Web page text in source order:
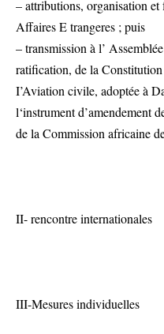
– attributions, organisation
Affaires E trangeres ; puis
– transmission à l’
ratification, de la
I’Aviation civile, adoptée à
l‘instrument d’amendement
de la Commission africaine
II- rencontre internationales
III-Mesures individuelles